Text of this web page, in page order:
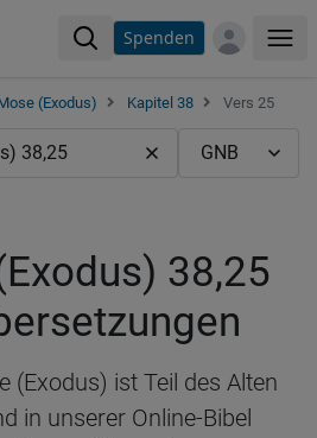
Spenden
(Exodus) Kapitel 38 Vers 25
38,25
(Exodus) ist Teil des Alten
in unserer Online-Bibel